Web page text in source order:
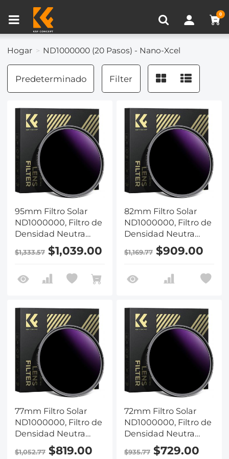
0
Hogar ND1000000 (20 Pasos) - Nano-Xcel
Predeterminado Filter
95mm Filtro Solar
ND1000000, Filtro de
Densidad Neutra
Sólido de 20 Paradas
Fotografía de
28 Recubrimientos
Nano-X
$1,333.57$1,039.00
82mm Filtro Solar
ND1000000, Filtro de
Densidad Neutra
Sólido de 20 Paradas
Fotografía de
28 Recubrimientos
Nano-X
$1,169.77$909.00
77mm Filtro Solar
ND1000000, Filtro de
Densidad Neutra
Sólido de 20 Paradas
Fotografía de
$1,052.77$819.00
72mm Filtro Solar
ND1000000, Filtro de
Densidad Neutra
Sólido de 20 Paradas
Fotografía de
$935.77$729.00